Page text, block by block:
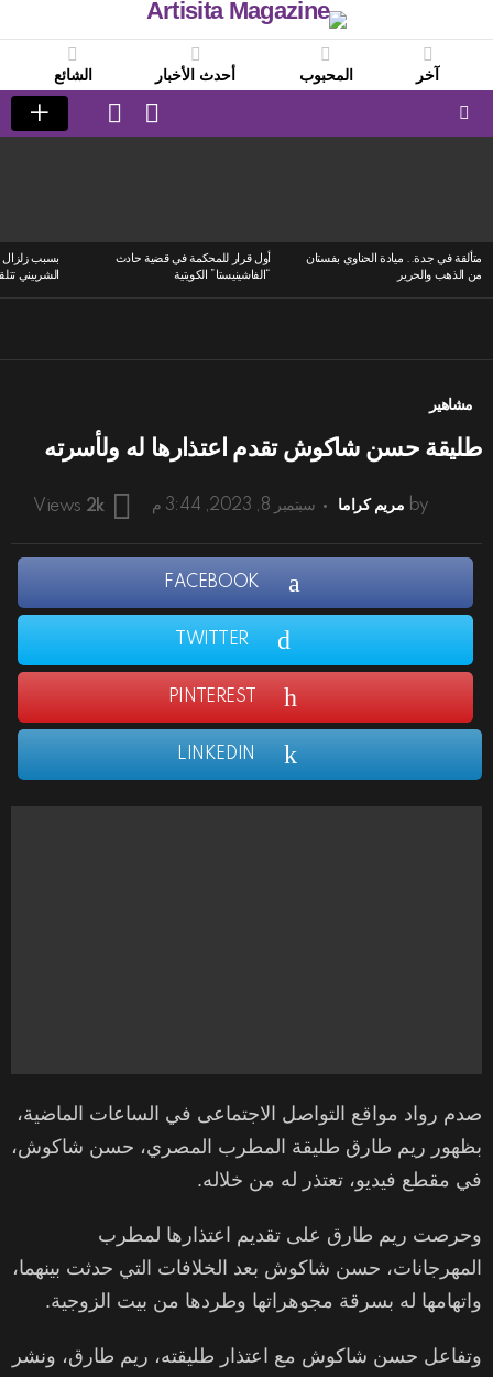
آخر المحبوب أحدث الأخبار الشائع
SWITCH
SKIN
LOGIN
متألقة في جدة.. ميادة الحناوي بفستان
من الذهب والحرير
أول قرار للمحكمة في قضية حادث
“الفاشينيستا” الكويتية
بسبب زلزال
الشربيني
مشاهير
طليقة حسن شاكوش تقدم اعتذارها له ولأسرته
by مريم كراما سبتمبر 8, 2023, 3:44 م 2k
Views
FACEBOOK
TWITTER
PINTEREST
LINKEDIN
صدم رواد مواقع التواصل الاجتماعى في الساعات الماضية،
بظهور ريم طارق طليقة المطرب المصري، حسن شاكوش،
في مقطع فيديو، تعتذر له من خلاله.
وحرصت ريم طارق على تقديم اعتذارها لمطرب
المهرجانات، حسن شاكوش بعد الخلافات التي حدثت بينهما،
واتهامها له بسرقة مجوهراتها وطردها من بيت الزوجية.
وتفاعل حسن شاكوش مع اعتذار طليقته، ريم طارق، ونشر